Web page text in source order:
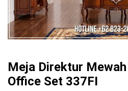
Meja Direktur
Office Set 337FI